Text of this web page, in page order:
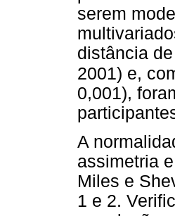
serem
distância
2001) e,
0,001),
A
assimetria
Miles e
1 e 2.